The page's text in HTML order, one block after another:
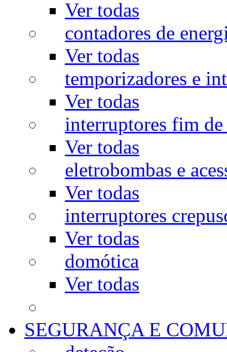
Ver todas
contadores de
Ver todas
temporizadores e
Ver todas
interruptores fim de
Ver todas
eletrobombas e
Ver todas
interruptores
Ver todas
domótica
Ver todas
SEGURANÇA E